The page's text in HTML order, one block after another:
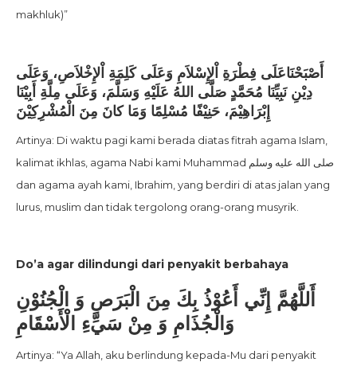
makhluk)”
أَصْبَحْنَاعَلَى فِطْرَةِ اْلإِسْلاَمِ وَعَلَى كَلِمَةِ اْلإِخْلاَصِ، وَعَلَى
دِيْنِ نَبِيِّنَا مُحَمَّدٍ صَلَّى اللهُ عَلَيْهِ وَسَلَّمَ، وَعَلَى مِلَّةِ أَبِيْنَا
إِبْرَاهِيْمَ، حَنِيْفًا مُسْلِمًا وَمَا كانَ مِنَ الْمُشْرِكِيْنَ
Artinya: Di waktu pagi kami berada diatas fitrah agama Islam,
kalimat ikhlas, agama Nabi kami Muhammad صلى الله عليه وسلم
dan agama ayah kami, Ibrahim, yang berdiri di atas jalan yang
lurus, muslim dan tidak tergolong orang-orang musyrik.
Do’a agar dilindungi dari penyakit berbahaya
أَللَّهُمَّ إِنِّي أَعُوْذُ بِكَ مِنَ الْبَرَصِ وَ الْجُنُوْنِ
وَالْجُذَامِ وَ مِنْ سَيِّءِ الْأَسْقَامِ
Artinya: “Ya Allah, aku berlindung kepada-Mu dari penyakit